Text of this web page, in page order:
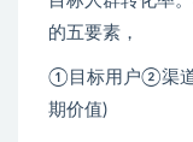
的五要素，
①目标用户②渠
期价值)